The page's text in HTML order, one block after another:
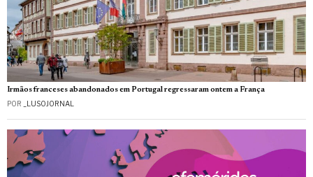
Irmãos franceses abandonados em Portugal regressaram ontem a França
POR _LUSOJORNAL